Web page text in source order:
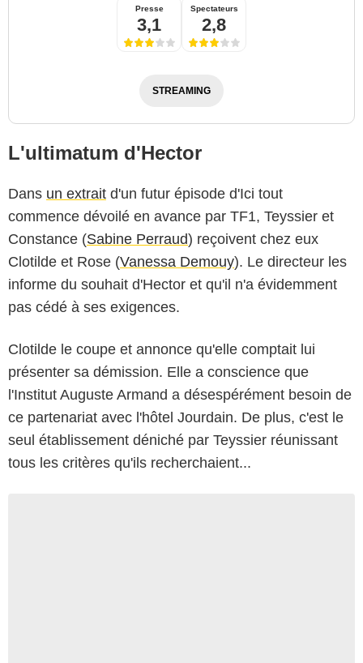
Presse
3,1
Spectateurs
2,8
STREAMING
L'ultimatum d'Hector
Dans un extrait d'un futur épisode d'Ici tout
commence dévoilé en avance par TF1, Teyssier et
Constance (Sabine Perraud) reçoivent chez eux
Clotilde et Rose (Vanessa Demouy). Le directeur les
informe du souhait d'Hector et qu'il n'a évidemment
pas cédé à ses exigences.
Clotilde le coupe et annonce qu'elle comptait lui
présenter sa démission. Elle a conscience que
l'Institut Auguste Armand a désespérément besoin de
ce partenariat avec l'hôtel Jourdain. De plus, c'est le
seul établissement déniché par Teyssier réunissant
tous les critères qu'ils recherchaient...